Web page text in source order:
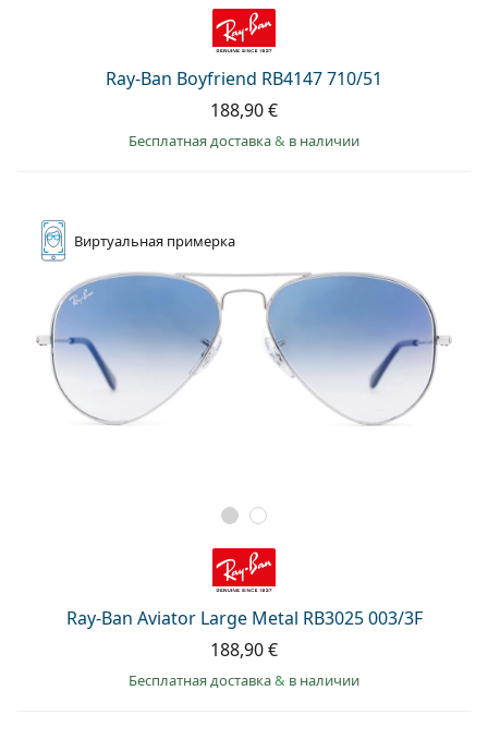
Ray-Ban Boyfriend RB4147 710/51
188,90 €
Бесплатная доставка& в наличии
Виртуальная примерка
Ray-Ban Aviator Large Metal RB3025 003/3F
188,90 €
Бесплатная доставка& в наличии